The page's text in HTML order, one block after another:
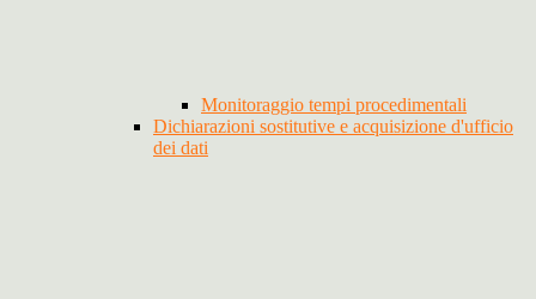
Monitoraggio tempi procedimentali
Dichiarazioni sostitutive e acquisizione d'ufficio
dei dati